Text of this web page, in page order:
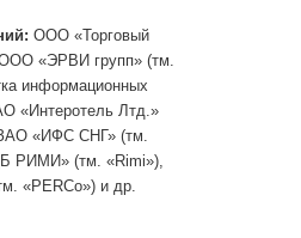
ООО «Торговый
«ЭРВИ групп» (тм.
информационных
«Интеротель Лтд.»
«ИФС СНГ» (тм.
(тм. «Rimi»),
«PERCo») и др.